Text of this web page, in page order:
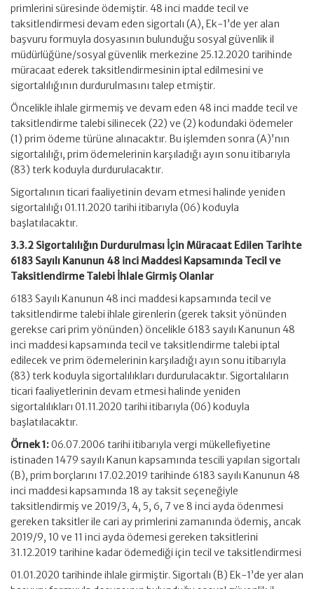
primlerini süresinde ödemiştir. 48 inci madde tecil ve
taksitlendirmesi devam eden sigortalı (A), Ek-1’de yer alan
başvuru formuyla dosyasının bulunduğu sosyal güvenlik il
müdürlüğüne/sosyal güvenlik merkezine 25.12.2020 tarihinde
müracaat ederek taksitlendirmesinin iptal edilmesini ve
sigortalılığının durdurulmasını talep etmiştir.
Öncelikle ihlale girmemiş ve devam eden 48 inci madde tecil ve
taksitlendirme talebi silinecek (22) ve (2) kodundaki ödemeler
(1) prim ödeme türüne alınacaktır. Bu işlemden sonra (A)’nın
sigortalılığı, prim ödemelerinin karşıladığı ayın sonu itibarıyla
(83) terk koduyla durdurulacaktır.
Sigortalının ticari faaliyetinin devam etmesi halinde yeniden
sigortalılığı 01.11.2020 tarihi itibarıyla (06) koduyla
başlatılacaktır.
3.3.2 Sigortalılığın Durdurulması İçin Müracaat Edilen Tarihte
6183 Sayılı Kanunun 48 inci Maddesi Kapsamında Tecil ve
Taksitlendirme Talebi İhlale Girmiş Olanlar
6183 Sayılı Kanunun 48 inci maddesi kapsamında tecil ve
taksitlendirme talebi ihlale girenlerin (gerek taksit yönünden
gerekse cari prim yönünden) öncelikle 6183 sayılı Kanunun 48
inci maddesi kapsamında tecil ve taksitlendirme talebi iptal
edilecek ve prim ödemelerinin karşıladığı ayın sonu itibarıyla
(83) terk koduyla sigortalılıkları durdurulacaktır. Sigortalıların
ticari faaliyetlerinin devam etmesi halinde yeniden
sigortalılıkları 01.11.2020 tarihi itibarıyla (06) koduyla
başlatılacaktır.
Örnek 1:06.07.2006 tarihi itibarıyla vergi mükellefiyetine
istinaden 1479 sayılı Kanun kapsamında tescili yapılan sigortalı
(B), prim borçlarını 17.02.2019 tarihinde 6183 sayılı Kanunun 48
inci maddesi kapsamında 18 ay taksit seçeneğiyle
taksitlendirmiş ve 2019/3, 4, 5, 6, 7 ve 8 inci ayda ödenmesi
gereken taksitler ile cari ay primlerini zamanında ödemiş, ancak
2019/9, 10 ve 11 inci ayda ödemesi gereken taksitlerini
31.12.2019 tarihine kadar ödemediği için tecil ve taksitlendirmesi
01.01.2020 tarihinde ihlale girmiştir. Sigortalı (B) Ek-1’de yer alan